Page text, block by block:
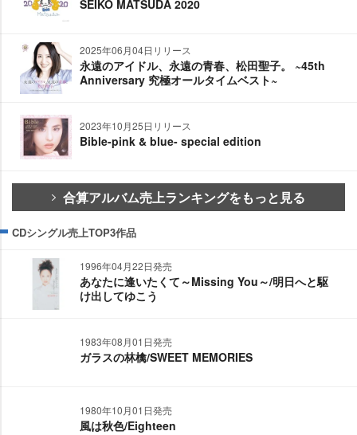
SEIKO MATSUDA 2020
2025年06月04日リリース
永遠のアイドル、永遠の青春、松田聖子。 ~45th
Anniversary 究極オールタイムベスト~
2023年10月25日リリース
Bible-pink & blue- special edition
合算アルバム売上ランキングをもっと見る
CDシングル売上TOP3作品
1996年04月22日発売
あなたに逢いたくて～Missing You～/明日へと駆
け出してゆこう
1983年08月01日発売
ガラスの林檎/SWEET MEMORIES
1980年10月01日発売
風は秋色/Eighteen